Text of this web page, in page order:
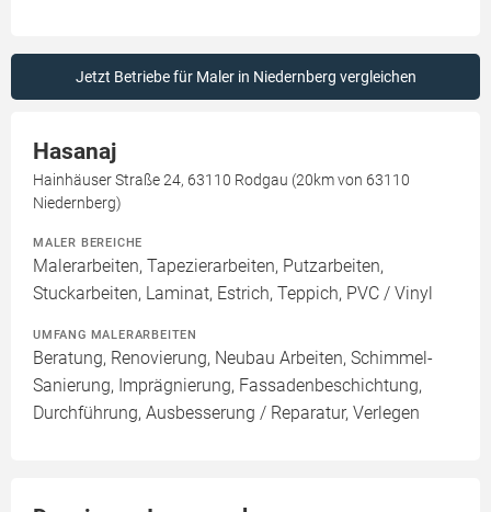
Jetzt Betriebe für Maler in Niedernberg vergleichen
Hasanaj
Hainhäuser Straße 24, 63110 Rodgau (20km von 63110
Niedernberg)
MALER BEREICHE
Malerarbeiten, Tapezierarbeiten, Putzarbeiten,
Stuckarbeiten, Laminat, Estrich, Teppich, PVC / Vinyl
UMFANG MALERARBEITEN
Beratung, Renovierung, Neubau Arbeiten, Schimmel-
Sanierung, Imprägnierung, Fassadenbeschichtung,
Durchführung, Ausbesserung / Reparatur, Verlegen